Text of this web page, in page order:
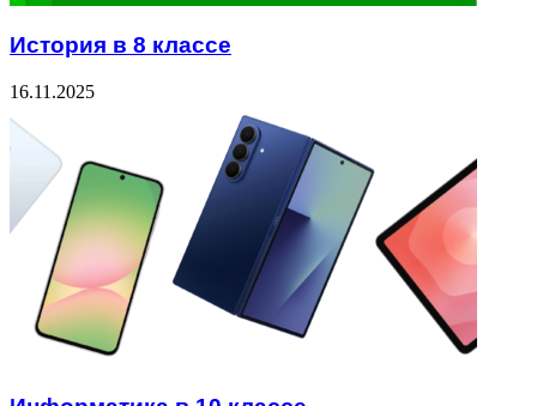
История в 8 классе
16.11.2025